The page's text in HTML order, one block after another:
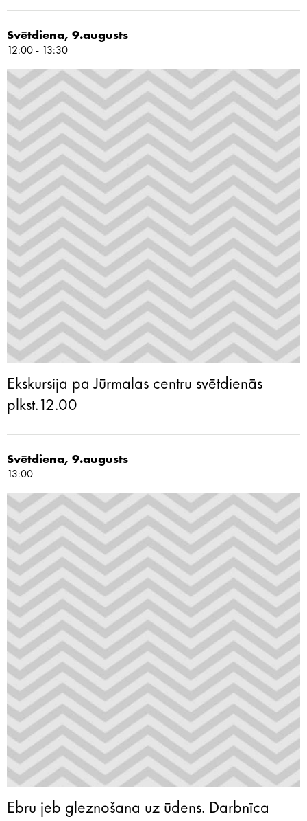
Svētdiena, 9.augusts
12:00 - 13:30
Ekskursija pa Jūrmalas centru svētdienās
plkst.12.00
Svētdiena, 9.augusts
13:00
Ebru jeb gleznošana uz ūdens. Darbnīca